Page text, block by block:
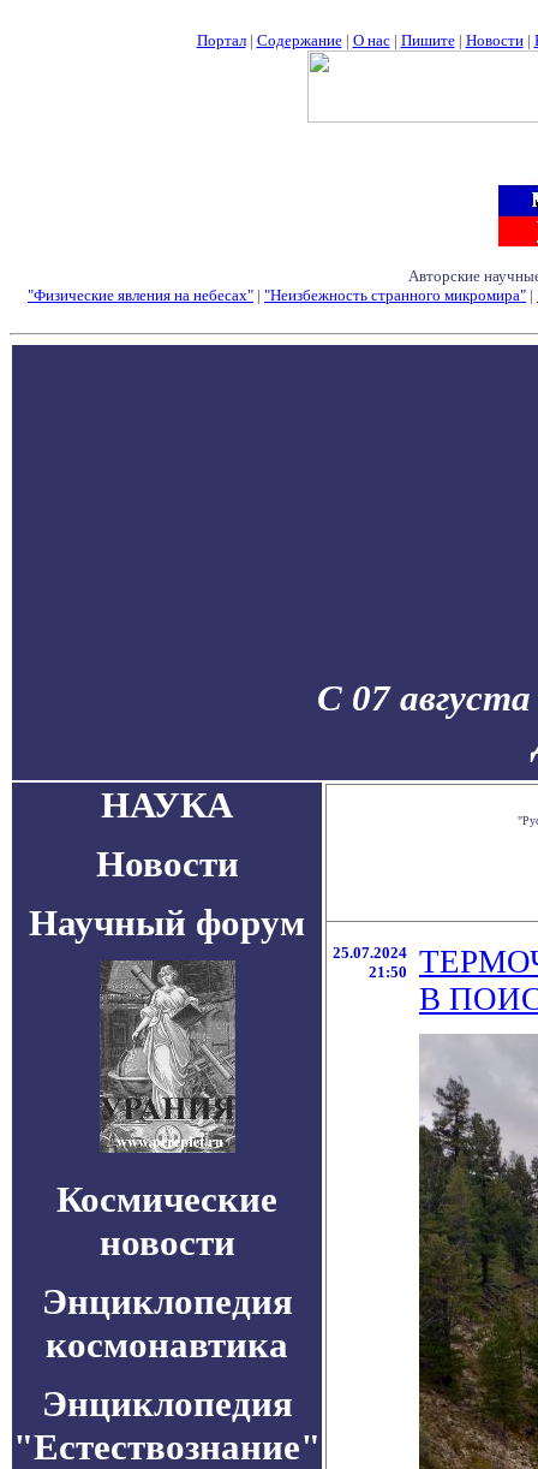
Портал| Содержание| О нас| Пишите| Новости|
Авторские
"Физические явления на небесах" | "Неизбежность странного микромира" |
С 07
НАУКА
Новости
Научный форум
Космические
новости
Энциклопедия
космонавтика
Энциклопедия
"Естествознание"
25.07.2024
21:50
В